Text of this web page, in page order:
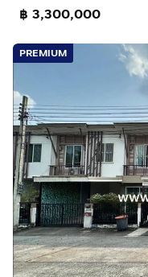
฿ 3,300,000
PREMIUM